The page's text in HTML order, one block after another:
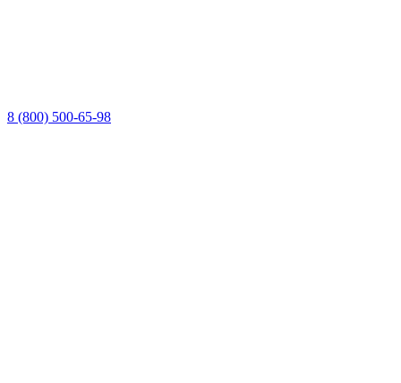
8 (800) 500-65-98